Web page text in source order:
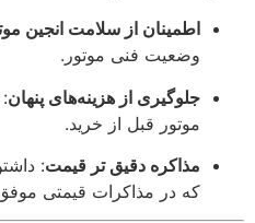
اطمینان از سلامت انجین
وضعیت فنی موتور.
جلوگیری از هزینه‌های پنهان
موتور قبل از خرید.
مذاکره دقیق تر قیمت:
که در مذاکرات قیمتی